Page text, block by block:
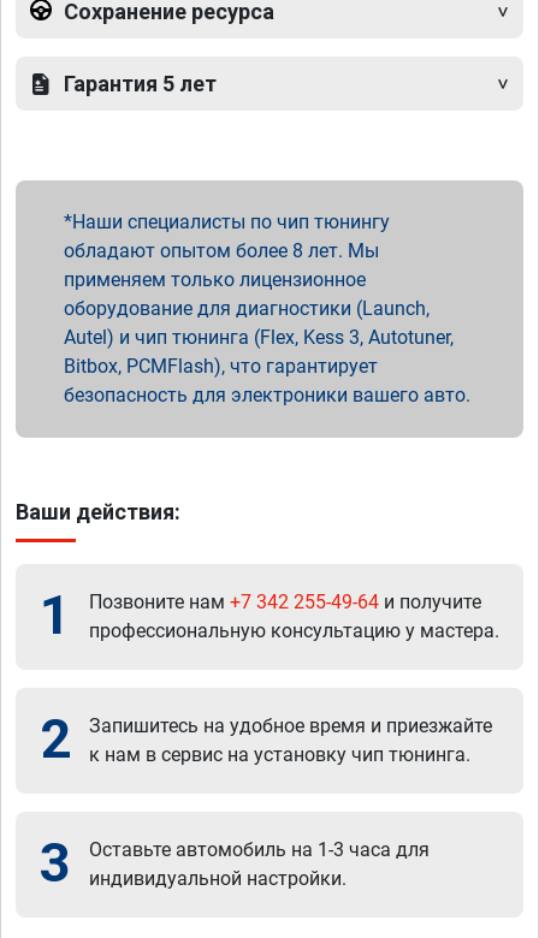
Сохранение ресурса
Гарантия 5 лет
Наши специалисты по чип тюнингу
обладают опытом более 8 лет. Мы
применяем только лицензионное
оборудование для диагностики (Launch,
Autel) и чип тюнинга (Flex, Kess 3, Autotuner,
Bitbox, PCMFlash), что гарантирует
безопасность для электроники вашего авто.
Ваши действия:
1 Позвоните нам +7 342 255-49-64 и получите
профессиональную консультацию у мастера.
2
Запишитесь на удобное время и приезжайте
к нам в сервис на установку чип тюнинга.
3
Оставьте автомобиль на 1-3 часа для
индивидуальной настройки.